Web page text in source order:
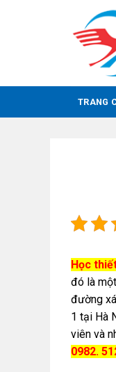
TRANG
Học
đó là
đường
1 tại Hà
viên và
0982.